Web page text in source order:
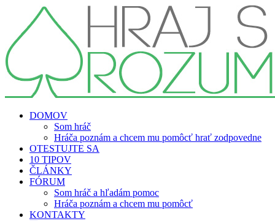
DOMOV
Som hráč
Hráča poznám a chcem mu pomôcť hrať zodpovedne
OTESTUJTE SA
10 TIPOV
ČLÁNKY
FÓRUM
Som hráč a hľadám pomoc
Hráča poznám a chcem mu pomôcť
KONTAKTY